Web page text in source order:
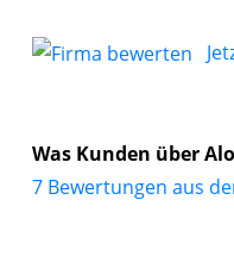
Was Kunden über
7 Bewertungen aus